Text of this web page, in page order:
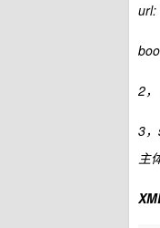
url:
2
3
主